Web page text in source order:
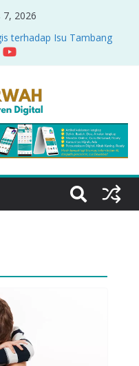
7, 2026
terhadap Isu Tambang
PADA TAFSIR
Al-Qur’an: “Ketika
Sosmed”
Lukman Menjadi